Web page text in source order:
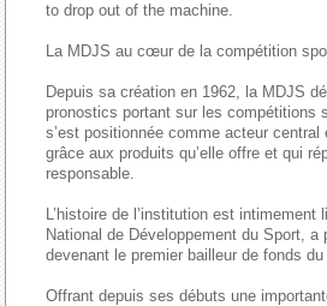
to drop out of the machine.
La MDJS au cœur de la compétition
Depuis sa création en 1962, la MDJS
pronostics portant sur les compétitions
s’est positionnée comme acteur
grâce aux produits qu’elle offre et qui
responsable.
L’histoire de l’institution est
National de Développement du Sport,
devenant le premier bailleur de fonds
Offrant depuis ses débuts une